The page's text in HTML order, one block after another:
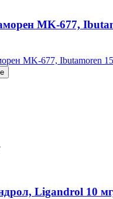
MK-677,
Ligandrol 10